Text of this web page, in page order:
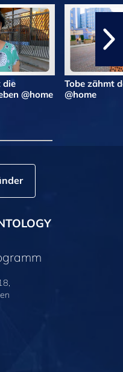
die
@home
Tobe zähmt
@home